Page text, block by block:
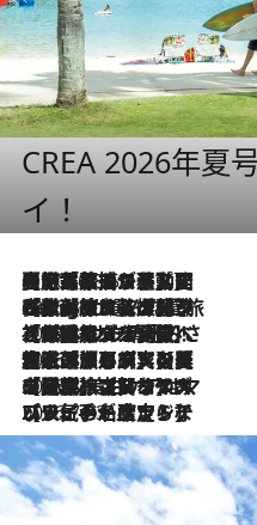
CREA 2026年夏
イ！
2026.8.5
【厳選旅コスメ】国内をあちこち移動する河井菜摘が選んだ夏旅ベストコスメ発表！「リラックスアイテムはマスト」【Mサイズジップ】
2026.8.4
【厳選旅コスメ】「紫外線＆乾燥対策しながらメイク感も！」ヘア＆メイクGeorgeが選んだ夏旅ベストコスメを発表！【Mサイズジップ】
2026.8.3
【厳選旅コスメ】「保湿もタイパ重視！」“サウナ好き”タレント清水みさとが愛用する夏旅ベストコスメを発表！【Mサイズジップ】
2026.8.2
【厳選旅コスメ】美容家・瀬戸麻実の夏旅ベストコスメを発表！「ストレスなく使えるクレンジング＆洗顔は必須」【Mサイズジップ】
2026.8.1
【厳選旅コスメ】「UV＆美白ケアはマスト！」フリーアナウンサー宇賀なつみの夏旅ベストコスメを発表！【Mサイズジップ】
2026.7.23
【リピート確定！】ハワイの名店ランチプレートとサンドイッチ、手が止まらない人気ドーナツ